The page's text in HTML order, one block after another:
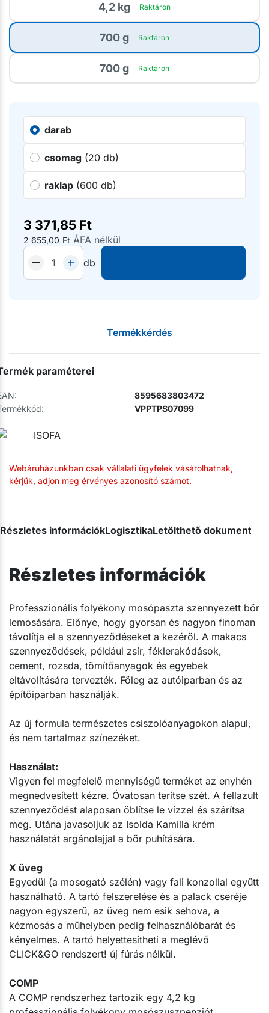
4,2 kg Raktáron
700 g Raktáron
700 g Raktáron
darab
csomag (20 db)
raklap (600 db)
3 371,85 Ft
2 655,00 Ft ÁFA nélkül
db
Webáruházunkban csak vállalati ügyfelek vásárolhatnak,
kérjük, adjon meg érvényes azonosító számot.
Termékkérdés
paraméterei
8595683803472
VPPTPS07099
Részletes információkLogisztikaLetölthető
Részletes információk
​Professzionális folyékony mosópaszta szennyezett bőr
lemosására. Előnye, hogy gyorsan és nagyon finoman
távolítja el a szennyeződéseket a kezéről. A makacs
szennyeződések, például zsír, féklerakódások,
cement, rozsda, tömítőanyagok és egyebek
eltávolítására tervezték. Főleg az autóiparban és az
építőiparban használják.
Az új formula természetes csiszolóanyagokon alapul,
és nem tartalmaz színezéket.
Használat:
Vigyen fel megfelelő mennyiségű terméket az enyhén
megnedvesített kézre. Óvatosan terítse szét. A fellazult
szennyeződést alaposan öblítse le vízzel és szárítsa
meg. Utána javasoljuk az Isolda Kamilla krém
használatát argánolajjal a bőr puhítására.
X üveg
Egyedül (a mosogató szélén) vagy fali konzollal együtt
használható. A tartó felszerelése és a palack cseréje
nagyon egyszerű, az üveg nem esik sehova, a
kézmosás a műhelyben pedig felhasználóbarát és
kényelmes. A tartó helyettesítheti a meglévő
CLICK&GO rendszert! új fúrás nélkül.
COMP
A COMP rendszerhez tartozik egy 4,2 kg